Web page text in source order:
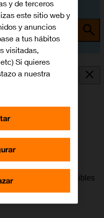
puede haber varias
de una serie de posibles
y de terceros
este sitio web y
y anuncios
a tus hábitos
visitadas,
Si quieres
a nuestra